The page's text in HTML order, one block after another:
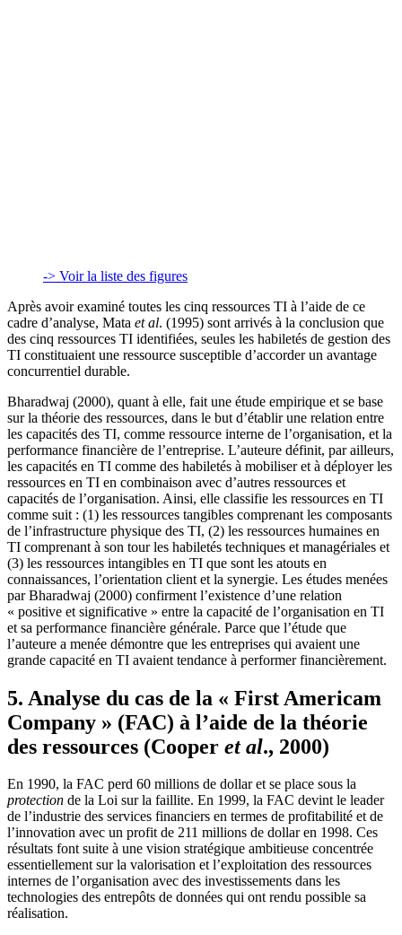
-> Voir la liste des figures
Après avoir examiné toutes les cinq ressources TI à l’aide de ce
cadre d’analyse, Mata et al. (1995) sont arrivés à la conclusion que
des cinq ressources TI identifiées, seules les habiletés de gestion des
TI constituaient une ressource susceptible d’accorder un avantage
concurrentiel durable.
Bharadwaj (2000), quant à elle, fait une étude empirique et se base
sur la théorie des ressources, dans le but d’établir une relation entre
les capacités des TI, comme ressource interne de l’organisation, et la
performance financière de l’entreprise. L’auteure définit, par ailleurs,
les capacités en TI comme des habiletés à mobiliser et à déployer les
ressources en TI en combinaison avec d’autres ressources et
capacités de l’organisation. Ainsi, elle classifie les ressources en TI
comme suit : (1) les ressources tangibles comprenant les composants
de l’infrastructure physique des TI, (2) les ressources humaines en
TI comprenant à son tour les habiletés techniques et managériales et
(3) les ressources intangibles en TI que sont les atouts en
connaissances, l’orientation client et la synergie. Les études menées
par Bharadwaj (2000) confirment l’existence d’une relation
« positive et significative » entre la capacité de l’organisation en TI
et sa performance financière générale. Parce que l’étude que
l’auteure a menée démontre que les entreprises qui avaient une
grande capacité en TI avaient tendance à performer financièrement.
5. Analyse du cas de la « First Americam
Company » (FAC) à l’aide de la théorie
des ressources (Cooper et al., 2000)
En 1990, la FAC perd 60 millions de dollar et se place sous la
protection de la Loi sur la faillite. En 1999, la FAC devint le leader
de l’industrie des services financiers en termes de profitabilité et de
l’innovation avec un profit de 211 millions de dollar en 1998. Ces
résultats font suite à une vision stratégique ambitieuse concentrée
essentiellement sur la valorisation et l’exploitation des ressources
internes de l’organisation avec des investissements dans les
technologies des entrepôts de données qui ont rendu possible sa
réalisation.